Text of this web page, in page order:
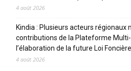
4 août 2026
Kindia : Plusieurs acteurs régionaux
contributions de la Plateforme
l’élaboration de la future Loi
4 août 2026